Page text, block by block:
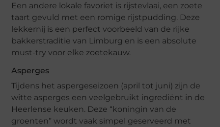
Een andere lokale favoriet is rijstevlaai, een zoete
taart gevuld met een romige rijstpudding. Deze
lekkernij is een perfect voorbeeld van de rijke
bakkerstraditie van Limburg en is een absolute
must-try voor elke zoetekauw.
Asperges
Tijdens het aspergeseizoen (april tot juni) zijn de
witte asperges een veelgebruikt ingrediënt in de
Heerlense keuken. Deze “koningin van de
groenten” wordt vaak simpel geserveerd met